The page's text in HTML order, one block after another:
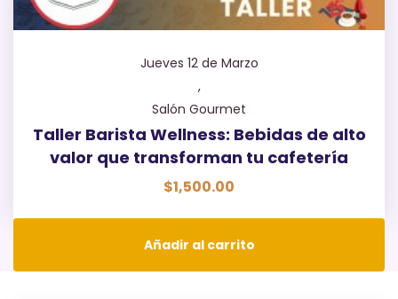
Jueves 12 de Marzo
,
Salón Gourmet
Taller Barista Wellness: Bebidas de alto
valor que transforman tu cafetería
$1,500.00
Añadir al carrito